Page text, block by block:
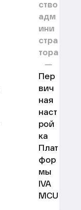
ство
адм
ини
стра
тора
Пер
вич
ная
наст
рой
ка
Плат
фор
мы
IVA
MCU